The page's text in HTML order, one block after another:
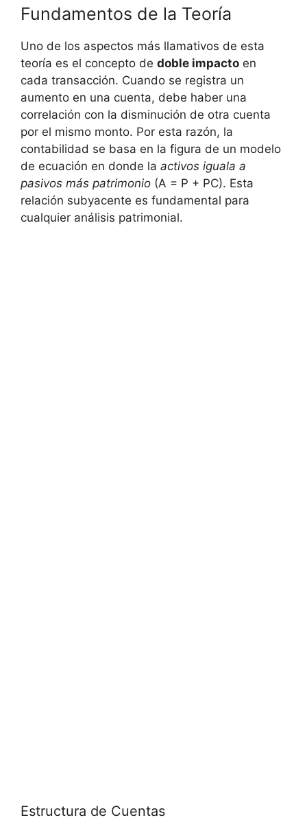
Fundamentos de la Teoría
Uno de los aspectos más llamativos de esta
teoría es el concepto de doble impacto en
cada transacción. Cuando se registra un
aumento en una cuenta, debe haber una
correlación con la disminución de otra cuenta
por el mismo monto. Por esta razón, la
contabilidad se basa en la figura de un modelo
de ecuación en donde la activos iguala a
pasivos más patrimonio (A = P + PC). Esta
relación subyacente es fundamental para
cualquier análisis patrimonial.
Estructura de Cuentas